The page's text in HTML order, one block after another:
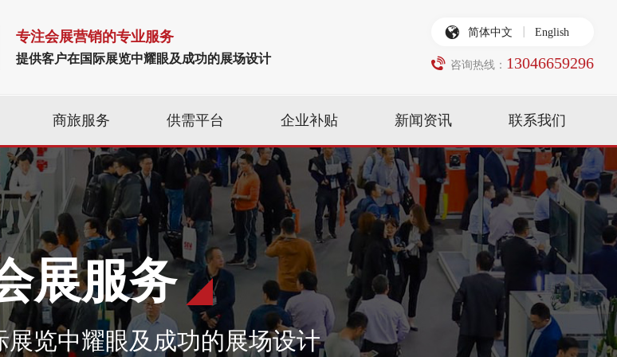
专注会展营销的专业服务
提供客户在国际展览中耀眼及成功的展场设计
简体中文 English
咨询热线： 13046659296
商旅服务 供需平台 企业补贴 新闻资讯 联系我们
展服务
展览中耀眼及成功的展场设计